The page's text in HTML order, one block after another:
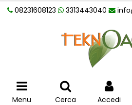
08231608123 3313443040
Menu Cerca Accedi